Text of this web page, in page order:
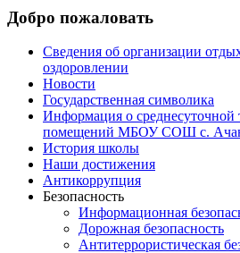
Добро пожаловать
Сведения об организации
оздоровлении
Новости
Государственная символика
Информация о среднесуточной
помещений МБОУ СОШ с.
История школы
Наши достижения
Антикоррупция
Безопасность
Информационная
Дорожная безопасность
Антитеррористическая